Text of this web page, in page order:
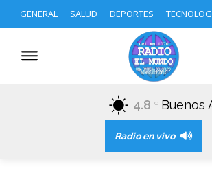
GENERAL SALUD DEPORTES
4.8 C Buenos
Radio en vivo